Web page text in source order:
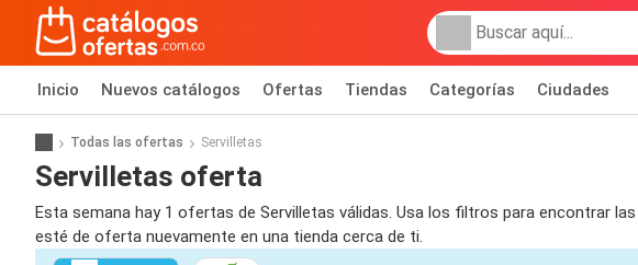
Inicio Nuevos catálogos Ofertas Tiendas Categorías Ciudades
Todas las ofertas Servilletas
Servilletas oferta
Esta semana hay 1 ofertas de Servilletas válidas. Usa los filtros para encontrar
esté de oferta nuevamente en una tienda cerca de ti.